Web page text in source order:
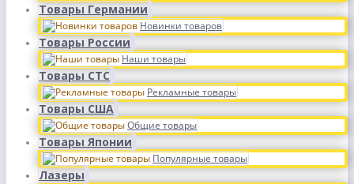
Товары Германии
Новинки товаров
Товары России
Наши товары
Товары СТС
Рекламные товары
Товары США
Общие товары
Товары Японии
Популярные товары
Лазеры